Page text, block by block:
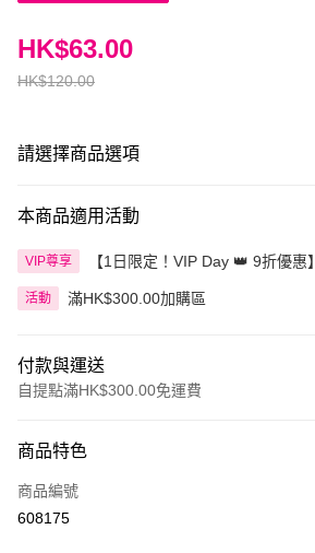
HK$120.00
HK$63.00
請選擇商品選項
本商品適用活動
VIP尊享 【1日限定！VIP Day 👑 9折優惠】
活動 滿HK$300.00加購區
付款與運送
自提點滿HK$300.00免運費
信用卡
Apple Pay
商品特色
商品編號
608175